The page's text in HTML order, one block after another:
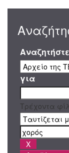
για
Τρέχοντα